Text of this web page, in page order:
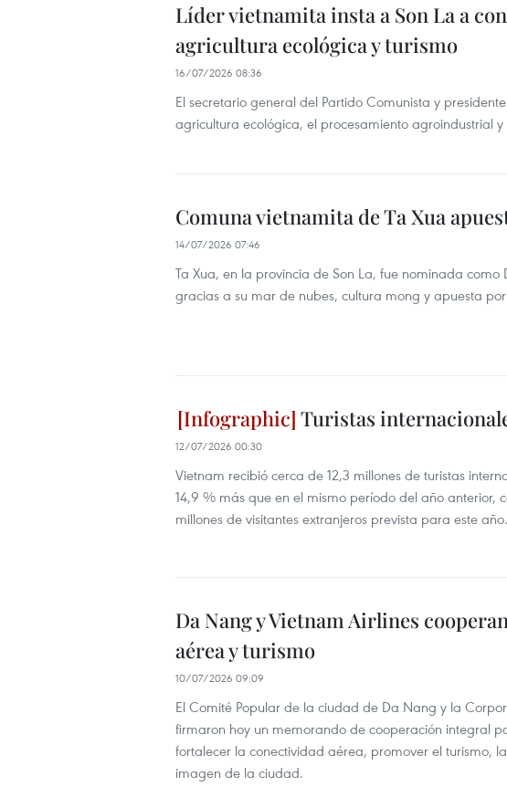
Líder vietnamita insta a Son La a
agricultura ecológica y turismo
16/07/2026 08:36
El secretario general del Partido Comunista y
agricultura ecológica, el procesamiento agroindustrial
Comuna vietnamita de Ta Xua
14/07/2026 07:46
Ta Xua, en la provincia de Son La, fue nominada como
gracias a su mar de nubes, cultura mong y apuesta
Turistas
12/07/2026 00:30
Vietnam recibió cerca de 12,3 millones de turistas
14,9 % más que en el mismo período del año
millones de visitantes extranjeros prevista para este año.
Da Nang y Vietnam Airlines
aérea y turismo
10/07/2026 09:09
El Comité Popular de la ciudad de Da Nang y la
firmaron hoy un memorando de cooperación integral
fortalecer la conectividad aérea, promover el turismo,
imagen de la ciudad.